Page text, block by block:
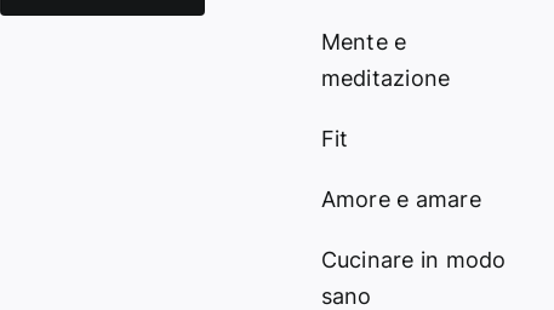
Mente e
meditazione
Fit
Amore e amare
Cucinare in modo
sano